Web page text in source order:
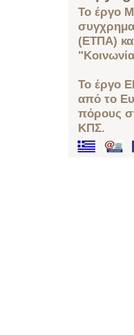
Το έργο
(ΕΤΠΑ)
Το έργο
από το
πόρους
ΚΠΣ.